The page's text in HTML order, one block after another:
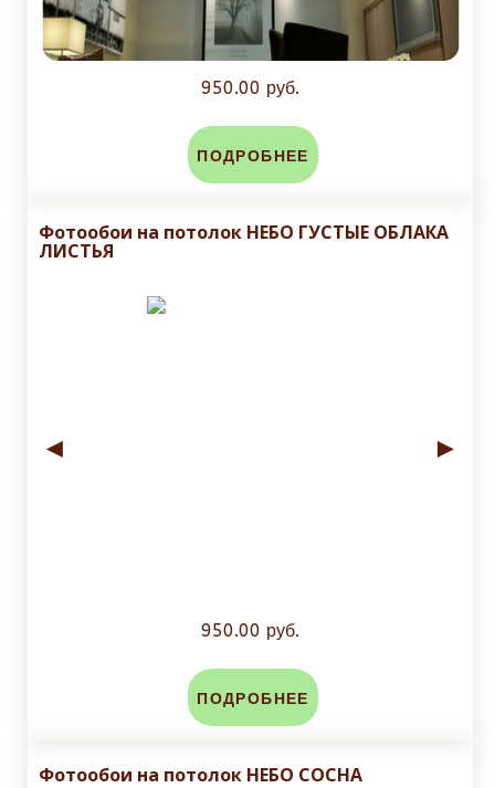
950.00 руб.
ПОДРОБНЕЕ
Фотообои на потолок НЕБО ГУСТЫЕ ОБЛАКА
ЛИСТЬЯ
◄ ►
950.00 руб.
ПОДРОБНЕЕ
Фотообои на потолок НЕБО СОСНА